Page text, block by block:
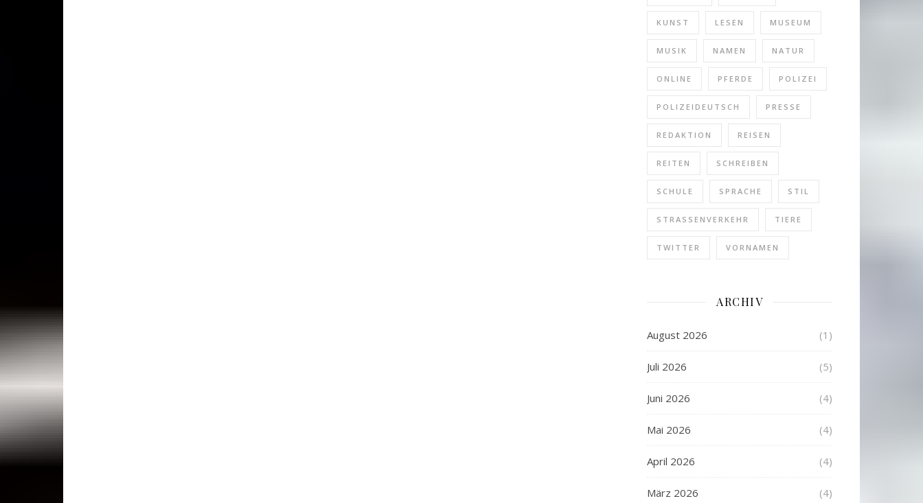
KUNST LESEN MUSEUM
MUSIK NAMEN NATUR
ONLINE PFERDE POLIZEI
POLIZEIDEUTSCH PRESSE
REDAKTION REISEN
REITEN SCHREIBEN
SCHULE SPRACHE STIL
STRASSENVERKEHR TIERE
TWITTER VORNAMEN
ARCHIV
August 2026 (1)
Juli 2026 (5)
Juni 2026 (4)
Mai 2026 (4)
April 2026 (4)
März 2026 (4)